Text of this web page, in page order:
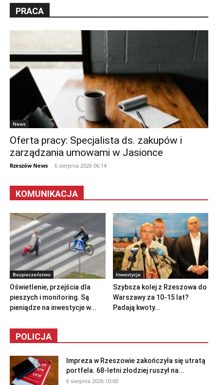
PRACA
News
Oferta pracy: Specjalista ds. zakupów i
zarządzania umowami w Jasionce
Rzeszów News - 6 sierpnia 2026 06:14
KOMUNIKACJA
Bezpieczeństwo
Oświetlenie, przejścia dla
pieszych i monitoring. Są
pieniądze na inwestycje w...
Inwestycje
Szybsza kolej z Rzeszowa do
Warszawy za 10-15 lat?
Padają kwoty...
POLICJA
Impreza w Rzeszowie zakończyła się utratą
portfela. 68-letni złodziej ruszył na...
6 sierpnia 2026 10:00